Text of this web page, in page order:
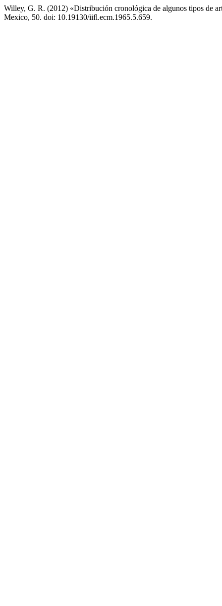
Willey, G. R. (2012) «Distribución cronológica de algunos tipos de
Mexico, 50. doi: 10.19130/iifl.ecm.1965.5.659.